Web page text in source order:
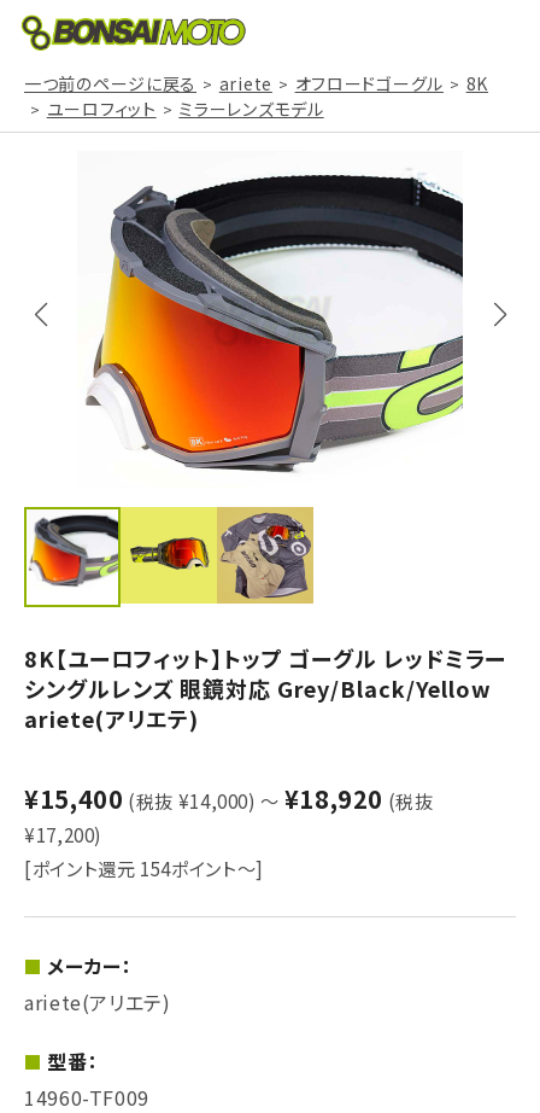
一つ前のページに戻る ariete オフロードゴーグル
8K
ユーロフィット
ミラーレンズモデル
8K【ユーロフィット】トップ ゴーグル レッドミラー
シングルレンズ 眼鏡対応 Grey/Black/Yellow
ariete(アリエテ)
¥15,400 (税抜 ¥14,000) ～ ¥18,920 (税抜
¥17,200)
[ポイント還元 154ポイント～]
メーカー：
ariete(アリエテ)
型番：
14960-TF009